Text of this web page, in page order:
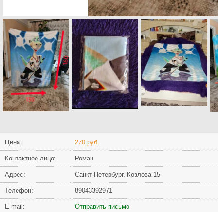
Цена: 270 руб.
Контактное лицо: Роман
Адрес: Санкт-Петербург, Козлова 15
Телефон: 89043392971
Е-mail: Отправить письмо